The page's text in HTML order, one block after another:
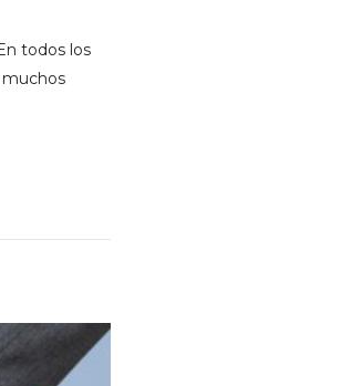
todos los
muchos